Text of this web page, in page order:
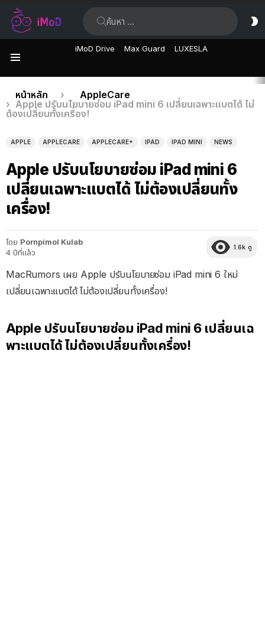
iMoD Drive Max Guard LUXESLA
เรื่อง
ล่าสุด
คุณอยู่ที่นี่:
หน้าหลัก
AppleCare
Apple ปรับนโยบายซ่อม iPad mini 6 เปลี่ยนเฉพาะแบตได้ ไม่
ต้องเปลี่ยนทั้งเครื่อง!
APPLE APPLECARE APPLECARE+ IPAD IPAD MINI NEWS
Apple ปรับนโยบายซ่อม iPad mini 6
เปลี่ยนเฉพาะแบตได้ ไม่ต้องเปลี่ยนทั้ง
เครื่อง!
โดย Pornpimol Kulab
4 ปีที่แล้ว
1.6k ดู
MacRumors เผย Apple ปรับนโยบายซ่อม iPad mini 6 ใหม่
เปลี่ยนเฉพาะแบตได้ ไม่ต้องเปลี่ยนทั้งเครื่อง!
Apple ปรับนโยบายซ่อม iPad mini 6 เปลี่ยนเฉ
พาะแบตได้ ไม่ต้องเปลี่ยนทั้งเครื่อง!